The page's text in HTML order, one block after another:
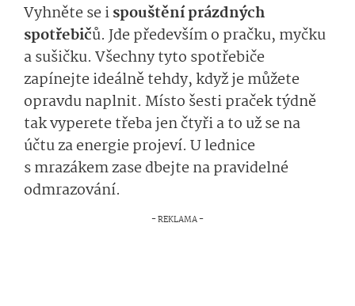
Vyhněte se ispouštění prázdných
spotřebičů. Jde především o pračku, myčku
a sušičku. Všechny tyto spotřebiče
zapínejte ideálně tehdy, když je můžete
opravdu naplnit. Místo šesti praček týdně
tak vyperete třeba jen čtyři a to už se na
účtu za energie projeví. U lednice
s mrazákem zase dbejte na pravidelné
odmrazování.